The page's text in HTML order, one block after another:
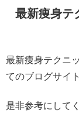
最新痩身テ
最新痩身テクニ
てのブログサイ
是非参考にして